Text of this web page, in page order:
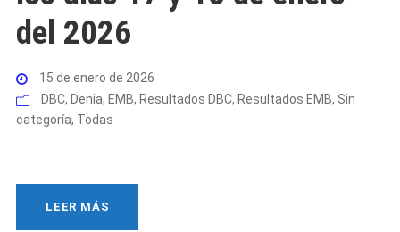
del 2026
15 de enero de 2026
DBC, Denia, EMB, Resultados DBC, Resultados EMB, Sin
categoría, Todas
LEER MÁS